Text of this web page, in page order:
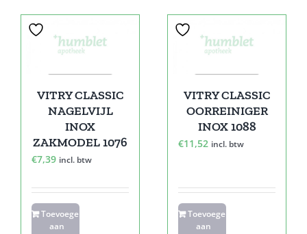
VITRY CLASSIC
NAGELVIJL
INOX
ZAKMODEL 1076
€7,39 incl. btw
Toevoegen
aan
VITRY CLASSIC
OORREINIGER
INOX 1088
€11,52 incl. btw
Toevoegen
aan